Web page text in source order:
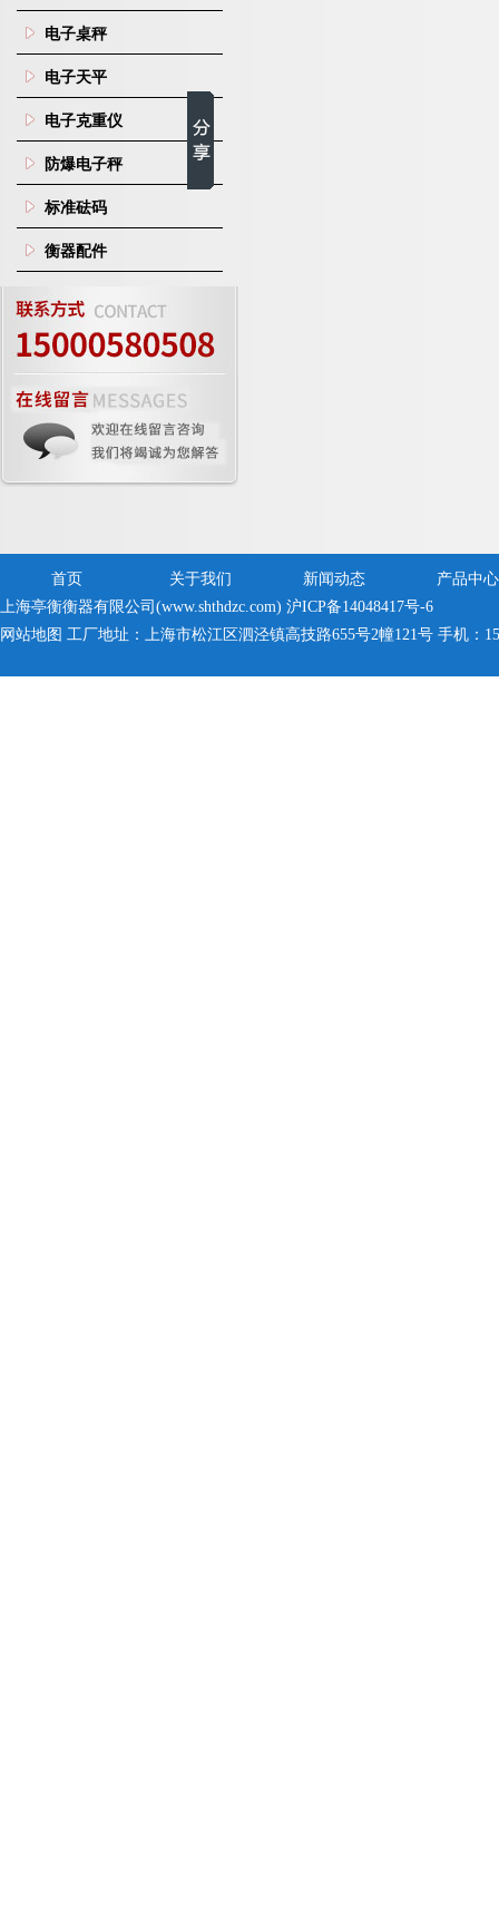
电子桌秤
电子天平
电子克重仪
防爆电子秤
标准砝码
衡器配件
首页 关于我们 新闻动态
产品中心
上海亭衡衡器有限公司(www.shthdzc.com) 沪ICP备14048417号-6
网站地图 工厂地址：上海市松江区泗泾镇高技路655号2幢121号 手机：